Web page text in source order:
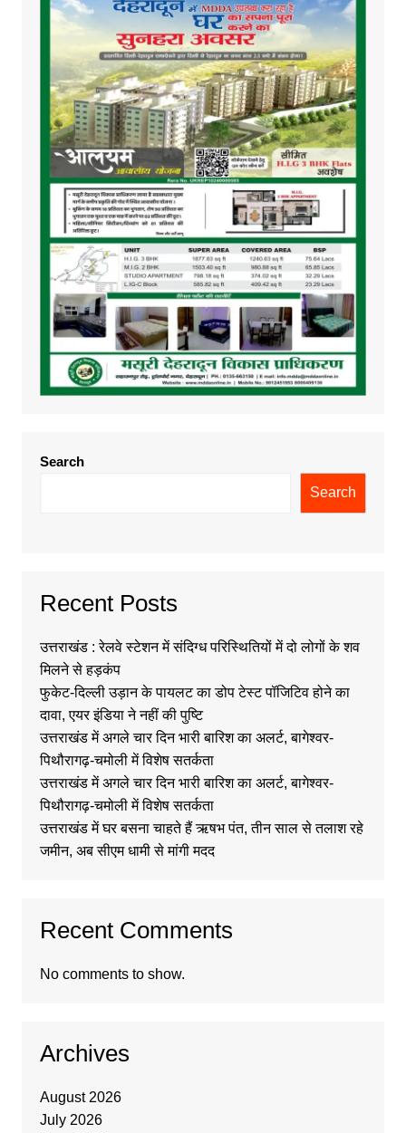
Search
Search
Recent Posts
उत्तराखंड : रेलवे स्टेशन में संदिग्ध परिस्थितियों में दो लोगों के शव
मिलने से हड़कंप
फुकेट-दिल्ली उड़ान के पायलट का डोप टेस्ट पॉजिटिव होने का
दावा, एयर इंडिया ने नहीं की पुष्टि
उत्तराखंड में अगले चार दिन भारी बारिश का अलर्ट, बागेश्वर-
पिथौरागढ़-चमोली में विशेष सतर्कता
उत्तराखंड में अगले चार दिन भारी बारिश का अलर्ट, बागेश्वर-
पिथौरागढ़-चमोली में विशेष सतर्कता
उत्तराखंड में घर बसना चाहते हैं ऋषभ पंत, तीन साल से तलाश रहे
जमीन, अब सीएम धामी से मांगी मदद
Recent Comments
No comments to show.
Archives
August 2026
July 2026